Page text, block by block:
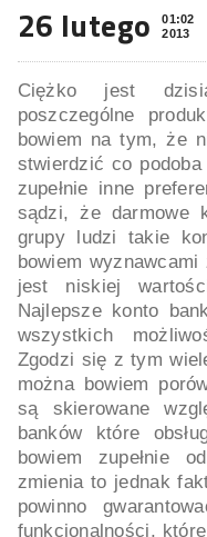
26 lutego
01:02
2013
Ciężko jest
poszczególne
bowiem na tym, że
stwierdzić co podoba
zupełnie inne
sądzi, że darmowe
grupy ludzi takie
bowiem
jest niskiej
Najlepsze konto
wszystkich
Zgodzi się z tym
można bowiem
są skierowane
banków które
bowiem zupełnie
zmienia to jednak
powinno
funkcjonalności,